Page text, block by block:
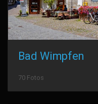
Bad Wimpfen
70 Fotos